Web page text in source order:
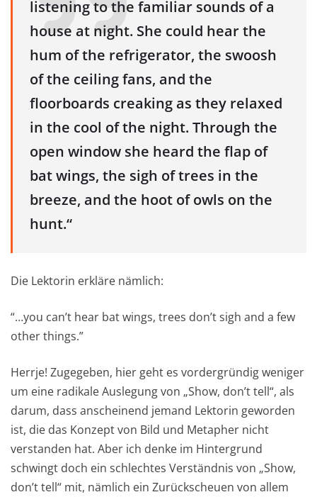
listening to the familiar sounds of a
house at night. She could hear the
hum of the refrigerator, the swoosh
of the ceiling fans, and the
floorboards creaking as they relaxed
in the cool of the night. Through the
open window she heard the flap of
bat wings, the sigh of trees in the
breeze, and the hoot of owls on the
hunt.“
Die Lektorin erkläre nämlich:
“…you can’t hear bat wings, trees don’t sigh and a few
other things.”
Herrje! Zugegeben, hier geht es vordergründig weniger
um eine radikale Auslegung von „Show, don’t tell“, als
darum, dass anscheinend jemand Lektorin geworden
ist, die das Konzept von Bild und Metapher nicht
verstanden hat. Aber ich denke im Hintergrund
schwingt doch ein schlechtes Verständnis von „Show,
don’t tell“ mit, nämlich ein Zurückscheuen von allem